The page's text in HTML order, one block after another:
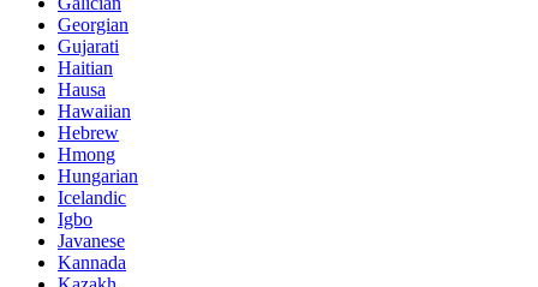
Georgian
Gujarati
Haitian
Hausa
Hawaiian
Hebrew
Hmong
Hungarian
Icelandic
Igbo
Javanese
Kannada